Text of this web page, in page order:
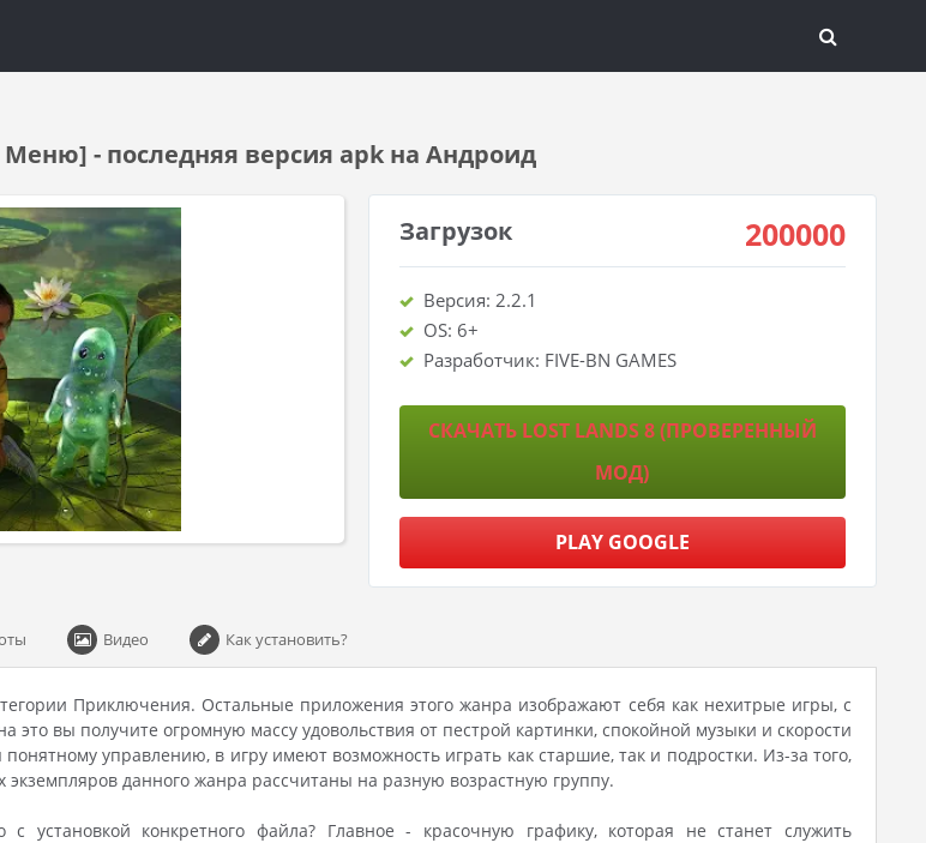
- последняя версия apk на Андроид
Загрузок 200000
Версия: 2.2.1
OS: 6+
Разработчик: FIVE-BN GAMES
СКАЧАТЬ LOST LANDS 8 (ПРОВЕРЕННЫЙ
МОД)
PLAY GOOGLE
Видео Как установить?
Приключения. Остальные приложения этого жанра изображают себя как нехитрые игры, с
вы получите огромную массу удовольствия от пестрой картинки, спокойной музыки и скорости
управлению, в игру имеют возможность играть как старшие, так и подростки. Из-за того,
данного жанра рассчитаны на разную возрастную группу.
установкой конкретного файла? Главное - красочную графику, которая не станет служить